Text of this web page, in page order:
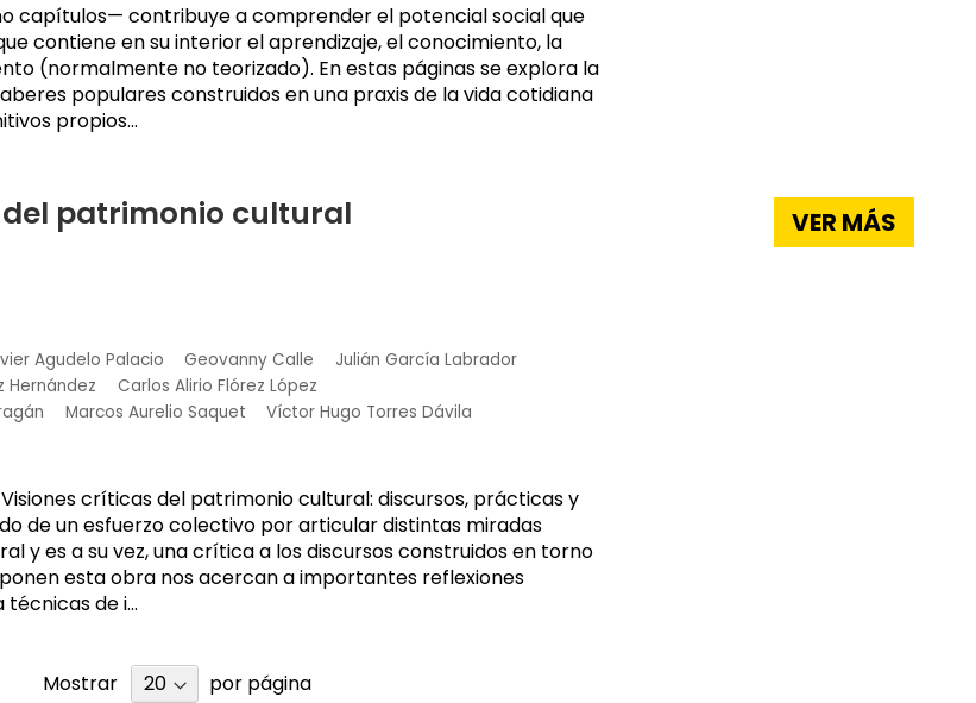
capítulos— contribuye a comprender el potencial social que
contiene en su interior el aprendizaje, el conocimiento, la
(normalmente no teorizado). En estas páginas se explora la
populares construidos en una praxis de la vida cotidiana
propios...
patrimonio cultural
Agudelo Palacio Geovanny Calle
Julián García Labrador
Hernández
Carlos Alirio Flórez López
Marcos Aurelio Saquet Víctor Hugo Torres Dávila
críticas del patrimonio cultural: discursos, prácticas y
de un esfuerzo colectivo por articular distintas miradas
y es a su vez, una crítica a los discursos construidos en torno
esta obra nos acercan a importantes reflexiones
de i...
VER MÁS
Mostrar por página